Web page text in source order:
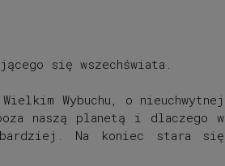
się wszechświata.
Wybuchu, o nieuchwytnej
naszą planetą i dlaczego w
Na koniec stara się